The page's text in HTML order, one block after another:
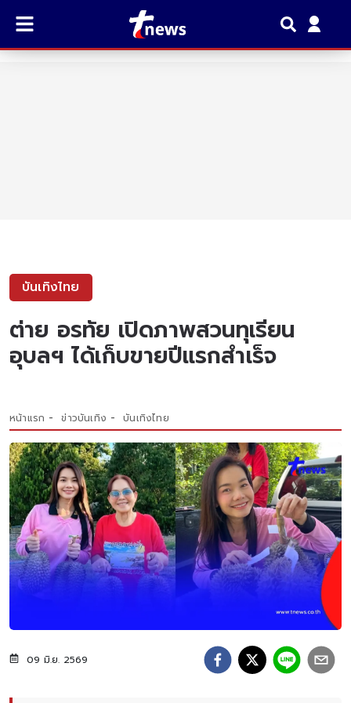
บันเทิงไทย
ต่าย อรทัย เปิดภาพสวนทุเรียน
อุบลฯ ได้เก็บขายปีแรกสำเร็จ
หน้าแรก ข่าวบันเทิง บันเทิงไทย
09 มิ.ย. 2569